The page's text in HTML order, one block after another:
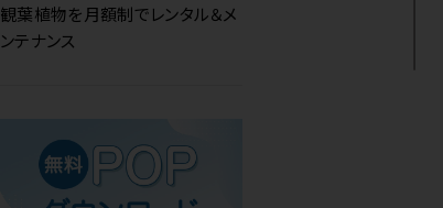
観葉植物を月額制でレンタル＆メ
ンテナンス